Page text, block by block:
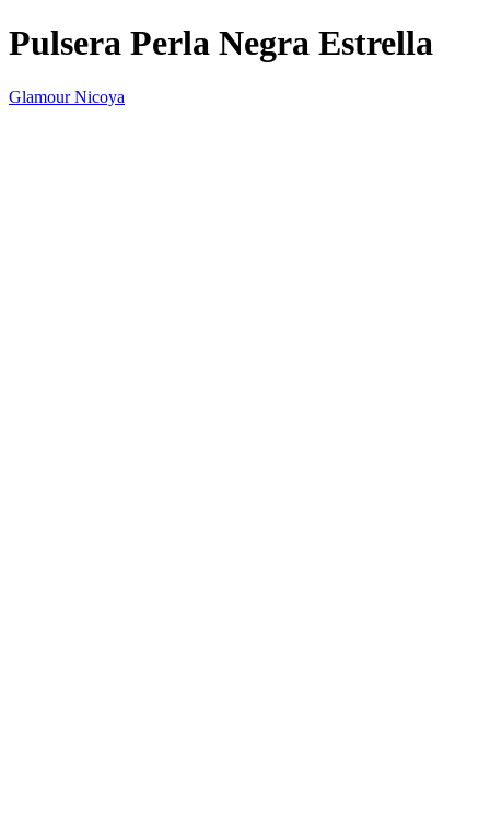
Pulsera Perla Negra Estrella
Glamour Nicoya